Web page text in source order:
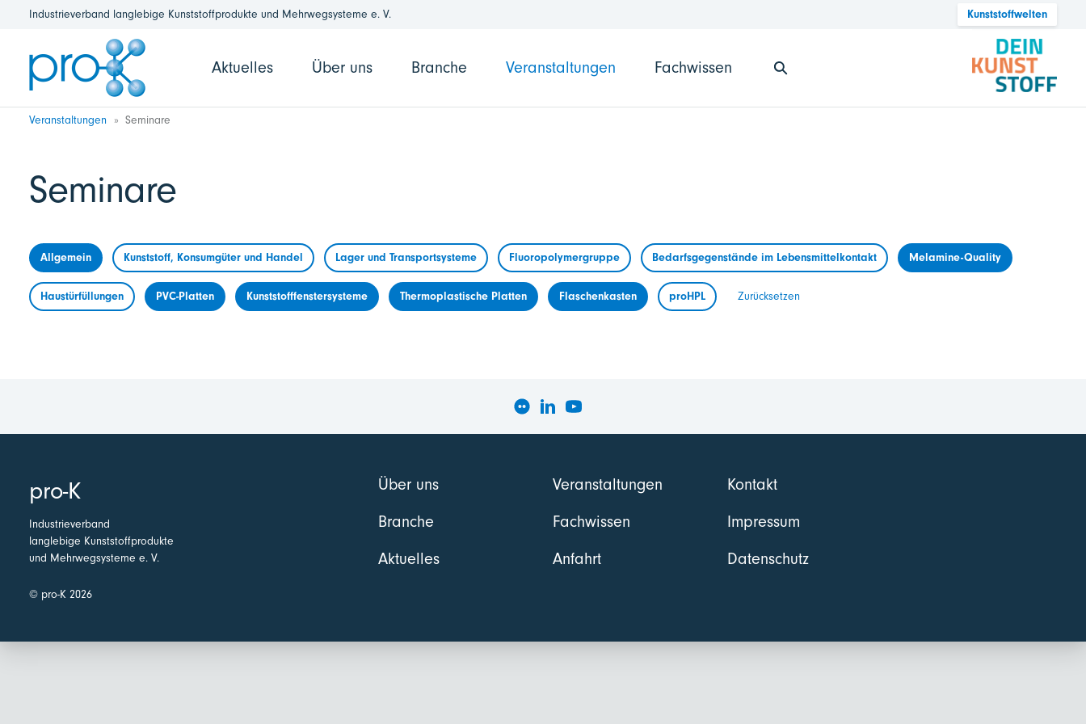
Industrieverband langlebige Kunststoffprodukte und Mehrwegsysteme e. V. Kunststoffwelten
Aktuelles Über uns Branche Veranstaltungen Fachwissen
Veranstaltungen Seminare
Seminare
Allgemein Kunststoff, Konsumgüter und Handel Lager und Transportsysteme Fluoropolymergruppe Bedarfsgegenstände im Lebensmittelkontakt Melamine-Quality
Haustürfüllungen PVC-Platten Kunststofffenstersysteme Thermoplastische Platten Flaschenkasten proHPL Zurücksetzen
pro-K
Industrieverband
langlebige Kunststoffprodukte
und Mehrwegsysteme e. V.
© pro-K 2026
Über uns
Branche
Aktuelles
Veranstaltungen
Fachwissen
Anfahrt
Kontakt
Impressum
Datenschutz